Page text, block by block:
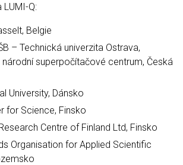
Q:
Belgie
– Technická univerzita Ostrava,
superpočítačové centrum, Česká
University, Dánsko
for Science, Finsko
Centre of Finland Ltd, Finsko
Organisation for Applied Scientific